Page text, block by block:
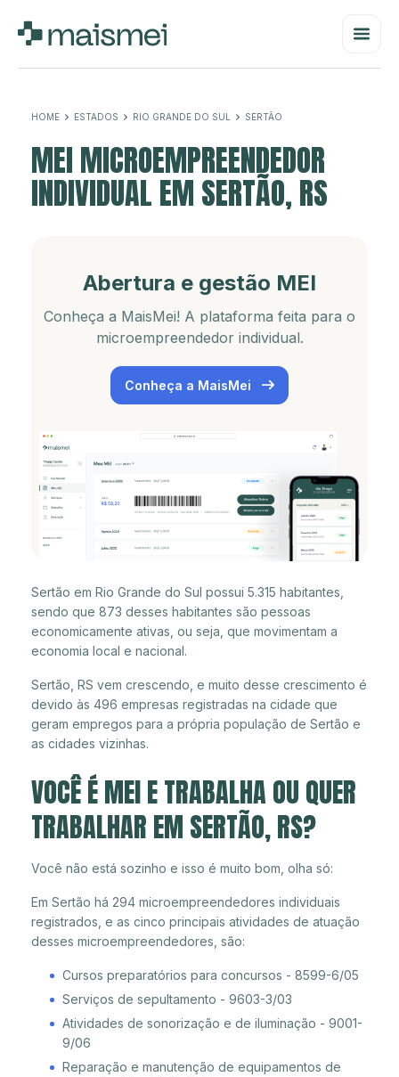
HOME ESTADOS RIO GRANDE DO SUL SERTÃO
MEI MICROEMPREENDEDOR
INDIVIDUAL EM SERTÃO, RS
Abertura e gestão MEI
Conheça a MaisMei! A plataforma feita para o
microempreendedor individual.
Conheça a MaisMei
Sertão em Rio Grande do Sul possui 5.315 habitantes,
sendo que 873 desses habitantes são pessoas
economicamente ativas, ou seja, que movimentam a
economia local e nacional.
Sertão, RS vem crescendo, e muito desse crescimento é
devido às 496 empresas registradas na cidade que
geram empregos para a própria população de Sertão e
as cidades vizinhas.
VOCÊ É MEI E TRABALHA OU QUER
TRABALHAR EM SERTÃO, RS?
Você não está sozinho e isso é muito bom, olha só:
Em Sertão há 294 microempreendedores individuais
registrados, e as cinco principais atividades de atuação
desses microempreendedores, são:
Cursos preparatórios para concursos - 8599-6/05
Serviços de sepultamento - 9603-3/03
Atividades de sonorização e de iluminação - 9001-
9/06
Reparação e manutenção de equipamentos de